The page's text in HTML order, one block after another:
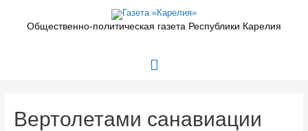
содержимомуОбщественно-политическая газета Республики Карелия
Главное
Вертолетами санавиации